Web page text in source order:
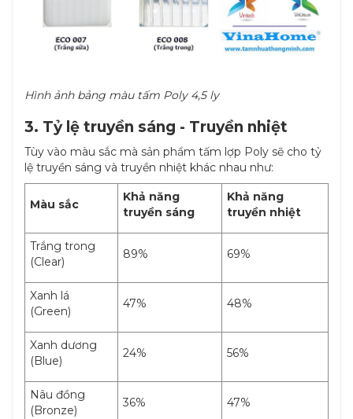
Hình ảnh bảng màu tấm Poly 4,5 ly
3. Tỷ lệ truyền sáng - Truyền nhiệt
Tùy vào màu sắc mà sản phẩm tấm lợp Poly sẽ cho tỷ
lệ truyền sáng và truyền nhiệt khác nhau như:
Màu sắc
Khả năng
truyền sáng
Khả năng
truyền nhiệt
Trắng trong
(Clear)
89% 69%
Xanh lá
(Green)
47% 48%
Xanh dương
(Blue)
24% 56%
Nâu đồng
(Bronze)
36% 47%